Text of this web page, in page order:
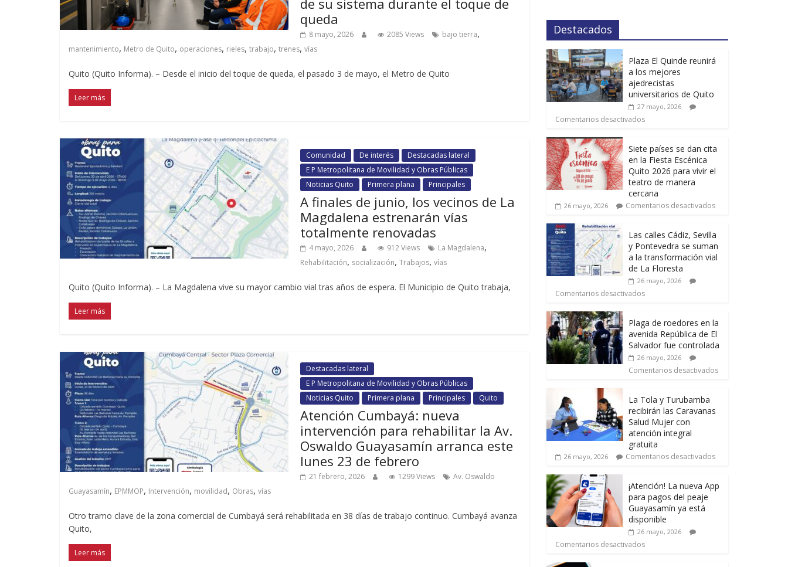
queda
8 mayo, 2026 2085 Views bajo tierra,
mantenimiento, Metro de Quito, operaciones, rieles, trabajo, trenes, vías
Quito (Quito Informa). – Desde el inicio del toque de queda, el pasado 3 de mayo, el Metro de Quito
Leer más
Comunidad De interés
Destacadas lateral
E P Metropolitana de Movilidad y Obras Públicas
Noticias Quito
Primera plana Principales
A finales de junio, los vecinos de La
Magdalena estrenarán vías
totalmente renovadas
4 mayo, 2026 912 Views La Magdalena,
Rehabilitación, socialización, Trabajos, vías
Quito (Quito Informa). – La Magdalena vive su mayor cambio vial tras años de espera. El Municipio de Quito trabaja,
Leer más
Destacadas lateral
E P Metropolitana de Movilidad y Obras Públicas
Noticias Quito
Primera plana Principales Quito
Atención Cumbayá: nueva
intervención para rehabilitar la Av.
Oswaldo Guayasamín arranca este
lunes 23 de febrero
21 febrero, 2026 1299 Views
Av. Oswaldo
Guayasamín, EPMMOP, Intervención, movilidad, Obras, vías
Otro tramo clave de la zona comercial de Cumbayá será rehabilitada en 38 días de trabajo continuo. Cumbayá avanza
Quito,
Leer más
Destacados
Plaza El Quinde reunirá
a los mejores
ajedrecistas
universitarios de Quito
27 mayo, 2026
Comentarios desactivados
Siete países se dan cita
en la Fiesta Escénica
Quito 2026 para vivir el
teatro de manera
cercana
26 mayo, 2026 Comentarios desactivados
Las calles Cádiz, Sevilla
y Pontevedra se suman
a la transformación vial
de La Floresta
26 mayo, 2026
Comentarios desactivados
Plaga de roedores en la
avenida República de El
Salvador fue controlada
26 mayo, 2026
Comentarios desactivados
La Tola y Turubamba
recibirán las Caravanas
Salud Mujer con
atención integral
gratuita
26 mayo, 2026 Comentarios desactivados
¡Atención! La nueva App
para pagos del peaje
Guayasamín ya está
disponible
26 mayo, 2026
Comentarios desactivados